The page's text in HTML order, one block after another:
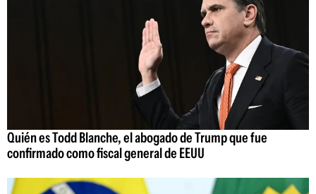
Quién es Todd Blanche, el abogado de Trump que fue
confirmado como fiscal general de EEUU